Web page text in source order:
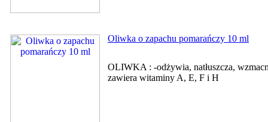
Oliwka o zapachu pomarańczy 10 ml
OLIWKA : -odżywia, natłuszcza,
zawiera witaminy A, E, F i H